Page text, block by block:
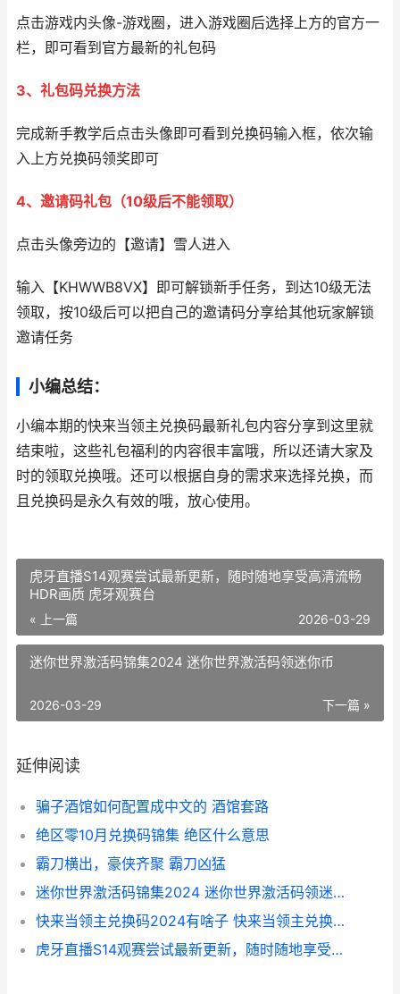
点击游戏内头像-游戏圈，进入游戏圈后选择上方的官方一
栏，即可看到官方最新的礼包码
3、礼包码兑换方法
完成新手教学后点击头像即可看到兑换码输入框，依次输
入上方兑换码领奖即可
4、邀请码礼包（10级后不能领取）
点击头像旁边的【邀请】雪人进入
输入【KHWWB8VX】即可解锁新手任务，到达10级无法
领取，按10级后可以把自己的邀请码分享给其他玩家解锁
邀请任务
小编总结：
小编本期的快来当领主兑换码最新礼包内容分享到这里就
结束啦，这些礼包福利的内容很丰富哦，所以还请大家及
时的领取兑换哦。还可以根据自身的需求来选择兑换，而
且兑换码是永久有效的哦，放心使用。
虎牙直播S14观赛尝试最新更新，随时随地享受高清流畅
HDR画质 虎牙观赛台
« 上一篇 2026-03-29
迷你世界激活码锦集2024 迷你世界激活码领迷你币
下一篇 »
2026-03-29
延伸阅读
骗子酒馆如何配置成中文的 酒馆套路
绝区零10月兑换码锦集 绝区什么意思
霸刀横出，豪侠齐聚 霸刀凶猛
迷你世界激活码锦集2024 迷你世界激活码领迷你币
快来当领主兑换码2024有啥子 快来当领主兑换码十万雪币
虎牙直播S14观赛尝试最新更新，随时随地享受高清流畅HDR画质 虎牙观赛台